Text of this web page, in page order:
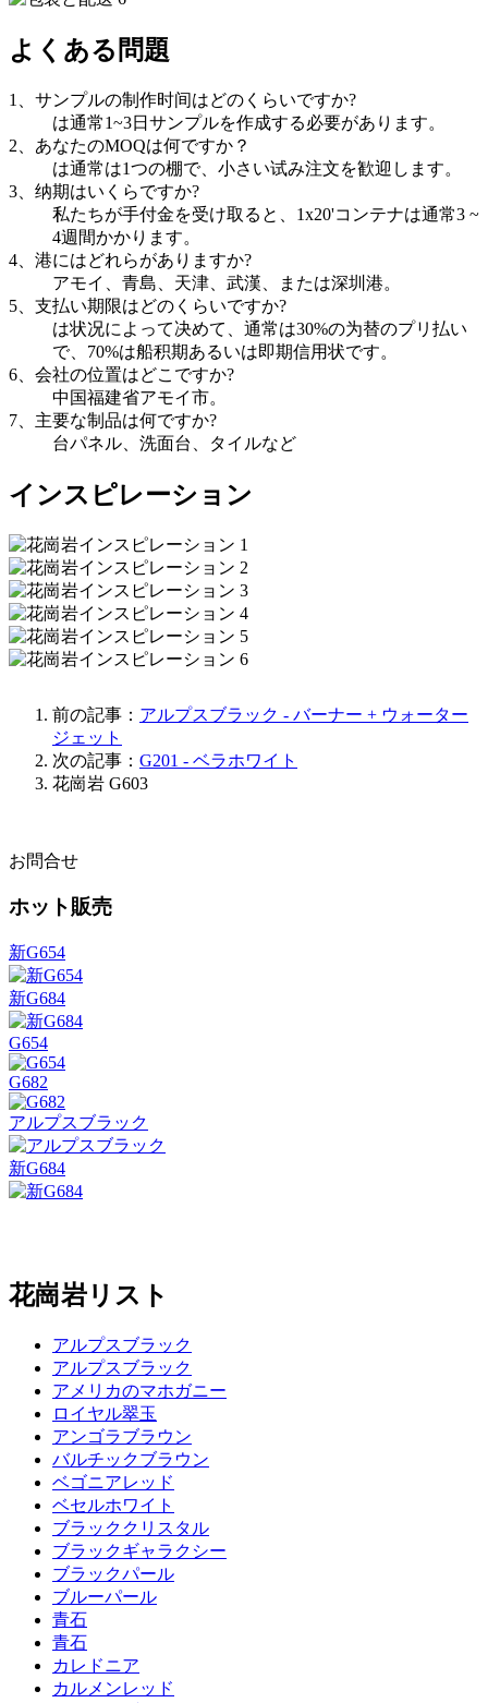
よくある問題
1、サンプルの制作时间はどのくらいですか?
は通常1~3日サンプルを作成する必要があります。
2、あなたのMOQは何ですか？
は通常は1つの棚で、小さい试み注文を歓迎します。
3、纳期はいくらですか?
私たちが手付金を受け取ると、1x20'コンテナは通常3 ~
4週間かかります。
4、港にはどれらがありますか?
アモイ、青島、天津、武漢、または深圳港。
5、支払い期限はどのくらいですか?
は状况によって决めて、通常は30%の为替のプリ払い
で、70%は船积期あるいは即期信用状です。
6、会社の位置はどこですか?
中国福建省アモイ市。
7、主要な制品は何ですか?
台パネル、洗面台、タイルなど
インスピレーション
前の記事： アルプスブラック - バーナー + ウォーター
ジェット
次の記事： G201 - ベラホワイト
花崗岩 G603
お問合せ
ホット販売
新G654
新G684
G654
G682
アルプスブラック
新G684
花崗岩リスト
アルプスブラック
アルプスブラック
アメリカのマホガニー
ロイヤル翠玉
アンゴラブラウン
バルチックブラウン
ベゴニアレッド
ベセルホワイト
ブラッククリスタル
ブラックギャラクシー
ブラックパール
ブルーパール
青石
青石
カレドニア
カルメンレッド